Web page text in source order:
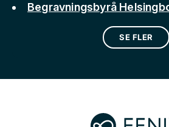
Begravningsbyrå
SE FLER